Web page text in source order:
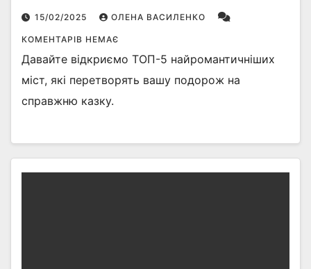
15/02/2025 ОЛЕНА ВАСИЛЕНКО
КОМЕНТАРІВ НЕМАЄ
Давайте відкриємо ТОП-5 найромантичніших
міст, які перетворять вашу подорож на
справжню казку.